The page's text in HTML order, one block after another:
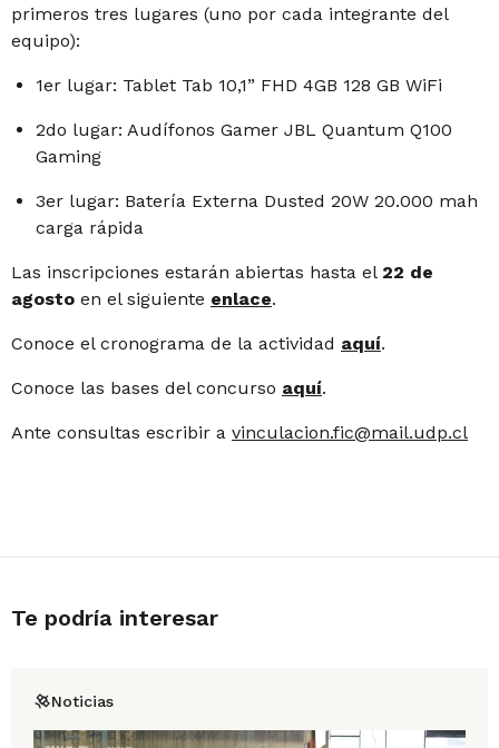
primeros tres lugares (uno por cada integrante del
equipo):
1er lugar: Tablet Tab 10,1” FHD 4GB 128 GB WiFi
2do lugar: Audífonos Gamer JBL Quantum Q100
Gaming
3er lugar: Batería Externa Dusted 20W 20.000 mah
carga rápida
Las inscripciones estarán abiertas hasta el 22 de
agosto en el siguiente enlace.
Conoce el cronograma de la actividad aquí.
Conoce las bases del concurso aquí.
Ante consultas escribir a vinculacion.fic@mail.udp.cl
Te podría interesar
Noticias